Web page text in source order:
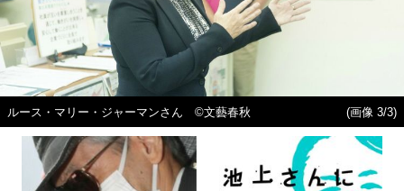
ルース・マリー・ジャーマンさん ©文藝春秋 (画像 3/3)